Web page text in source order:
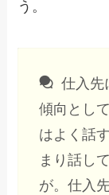
う。
仕入先
傾向とし
はよく話
まり話し
が。仕入